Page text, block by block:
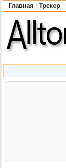
Главная Трекер